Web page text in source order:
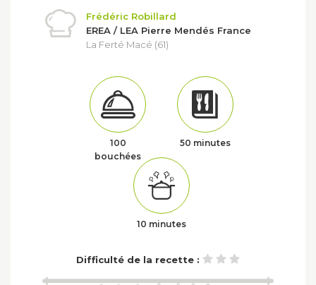
Frédéric Robillard
EREA / LEA Pierre Mendés France
La Ferté Macé (61)
100
bouchées
50 minutes
10 minutes
Difficulté de la recette :